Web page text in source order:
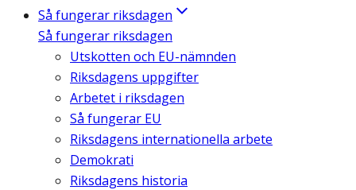
Så fungerar riksdagen
Så fungerar riksdagen
Utskotten och EU-nämnden
Riksdagens uppgifter
Arbetet i riksdagen
Så fungerar EU
Riksdagens internationella arbete
Demokrati
Riksdagens historia